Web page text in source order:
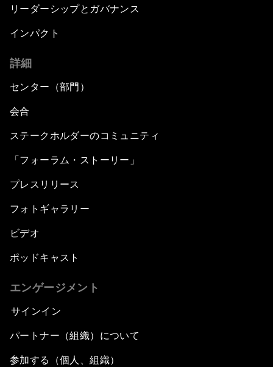
リーダーシップとガバナンス
インパクト
詳細
センター（部門）
会合
ステークホルダーのコミュニティ
「フォーラム・ストーリー」
プレスリリース
フォトギャラリー
ビデオ
ポッドキャスト
エンゲージメント
サインイン
パートナー（組織）について
参加する（個人、組織）